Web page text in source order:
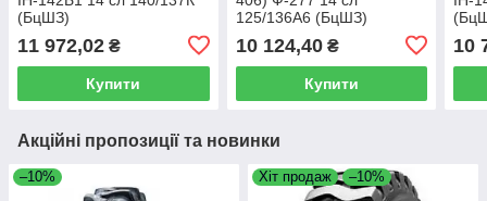
(БцШЗ)
11 972,02 ₴
Купити
125/136А6 (БцШЗ)
10 124,40₴
Купити
10
Акційні пропозиції та новинки
–10% Хіт продаж –10%